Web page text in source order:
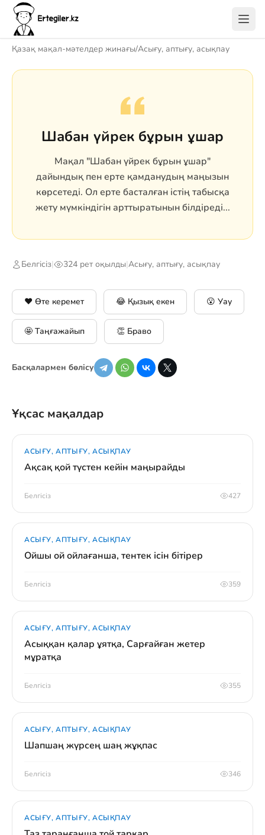
Қазақ мақал-мәтелдер жинағы/Асығу, аптығу, асықпау
Шабан үйрек бұрын ұшар
Мақал "Шабан үйрек бұрын ұшар"
дайындық пен ерте қамданудың маңызын
көрсетеді. Ол ерте басталған істің табысқа
жету мүмкіндігін арттыратынын білдіреді...
Белгісіз| 324 рет оқылды|Асығу, аптығу, асықпау
❤️ Өте керемет 😂 Қызық екен 😮 Уау
🤩 Таңғажайып 👏 Браво
Басқалармен бөлісу
Ұқсас мақалдар
АСЫҒУ, АПТЫҒУ, АСЫҚПАУ
Ақсақ қой түстен кейін маңырайды
Белгісіз 427
АСЫҒУ, АПТЫҒУ, АСЫҚПАУ
Ойшы ой ойлағанша, тентек ісін бітірер
Белгісіз 359
АСЫҒУ, АПТЫҒУ, АСЫҚПАУ
Асыққан қалар ұятқа, Сарғайған жетер
мұратқа
Белгісіз 355
АСЫҒУ, АПТЫҒУ, АСЫҚПАУ
Шапшаң жүрсең шаң жұқпас
Белгісіз 346
АСЫҒУ, АПТЫҒУ, АСЫҚПАУ